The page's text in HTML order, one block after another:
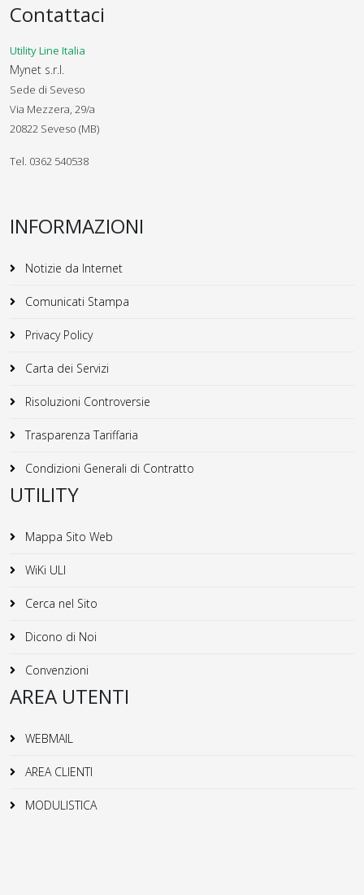
Contattaci
Utility Line Italia
Mynet s.r.l.
Sede di Seveso
Via Mezzera, 29/a
20822 Seveso (MB)
Tel. 0362 540538
INFORMAZIONI
Notizie da Internet
Comunicati Stampa
Privacy Policy
Carta dei Servizi
Risoluzioni Controversie
Trasparenza Tariffaria
Condizioni Generali di Contratto
UTILITY
Mappa Sito Web
WiKi ULI
Cerca nel Sito
Dicono di Noi
Convenzioni
AREA UTENTI
WEBMAIL
AREA CLIENTI
MODULISTICA